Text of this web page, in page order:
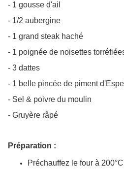
- 1 gousse d'ail
- 1/2 aubergine
- 1 grand steak haché
- 1 poignée de noisettes
- 3 dattes
- 1 belle pincée de piment
- Sel & poivre du moulin
- Gruyère râpé
Préparation :
Préchauffez le four à